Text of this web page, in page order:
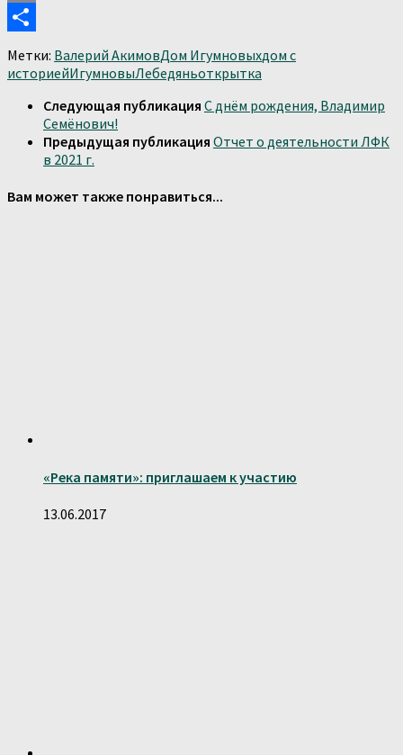
Print
Метки: Валерий АкимовДом Игумновыхдом с
историейИгумновыЛебедяньоткрытка
Следующая публикация С днём рождения, Владимир
Семёнович!
Предыдущая публикация Отчет о деятельности ЛФК
в 2021 г.
Вам может также понравиться...
«Река памяти»: приглашаем к участию
13.06.2017